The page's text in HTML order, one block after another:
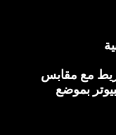
مع مقابس
بموضع